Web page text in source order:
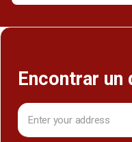
Encontrar